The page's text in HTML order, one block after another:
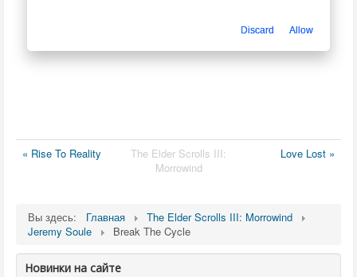
« Rise To Reality
The Elder Scrolls III:
Morrowind
Love Lost »
Вы здесь: Главная
The Elder Scrolls III: Morrowind
Jeremy Soule
Break The Cycle
Новинки на сайте
Discard Allow